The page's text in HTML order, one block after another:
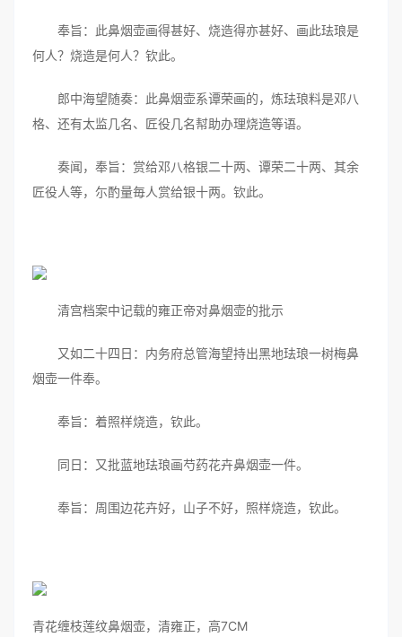
奉旨：此鼻烟壶画得甚好、烧造得亦甚好、画此珐琅是
何人？烧造是何人？钦此。
郎中海望随奏：此鼻烟壶系谭荣画的，炼珐琅料是邓八
格、还有太监几名、匠役几名幇助办理烧造等语。
奏闻，奉旨：赏给邓八格银二十两、谭荣二十两、其余
匠役人等，尓酌量毎人赏给银十两。钦此。
清宫档案中记载的雍正帝对鼻烟壶的批示
又如二十四日：内务府总管海望持出黑地珐琅一树梅鼻
烟壶一件奉。
奉旨：着照样烧造，钦此。
同日：又批蓝地珐琅画芍药花卉鼻烟壶一件。
奉旨：周围边花卉好，山子不好，照样烧造，钦此。
青花缠枝莲纹鼻烟壶，清雍正，高7CM